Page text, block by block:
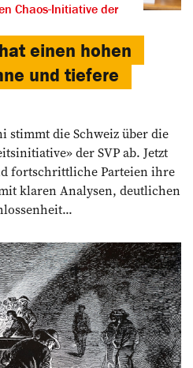
Chaos-Initiative der
einen hohen
und tiefere
stimmt die Schweiz über die
der SVP ab. Jetzt
fortschrittliche Parteien ihre
klaren Analysen, deutlichen